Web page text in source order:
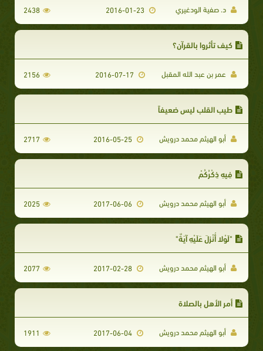
د. صفية الودغيري 2016-01-23
2438
كيف تأثروا بالقرآن؟
عمر بن عبد الله المقبل 2156
طيب القلب ليس ضعيفاً
أبو الهيثم محمد درويش 2016-05-25
2717
فِيهِ ذِكْرُكُمْ
أبو الهيثم محمد درويش 2017-06-06
2025
"لَوْلا أُنْزِلَ عَلَيْهِ آيَةٌ"
أبو الهيثم محمد درويش 2017-02-28
2077
أمر الأهل بالصلاة
أبو الهيثم محمد درويش 2017-06-04
1911